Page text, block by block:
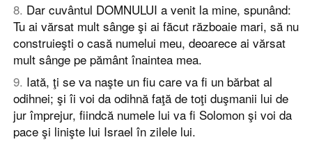
8. Dar cuvântul DOMNULUI a venit la mine, spunând:
Tu ai vărsat mult sânge şi ai făcut războaie mari, să nu
construieşti o casă numelui meu, deoarece ai vărsat
mult sânge pe pământ înaintea mea.
9. Iată, ţi se va naşte un fiu care va fi un bărbat al
odihnei; şi îi voi da odihnă faţă de toţi duşmanii lui de
jur împrejur, fiindcă numele lui va fi Solomon şi voi da
pace şi linişte lui Israel în zilele lui.